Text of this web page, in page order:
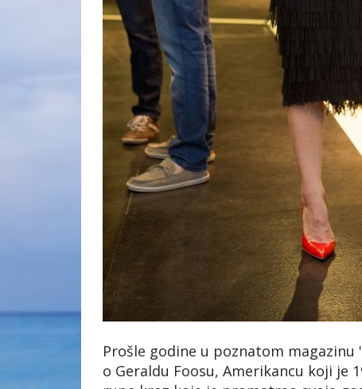
Prošle godine u poznatom magazinu
o Geraldu Foosu, Amerikancu koji je